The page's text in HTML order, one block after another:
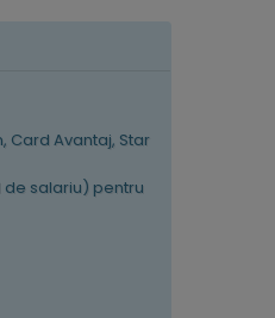
Card Avantaj, Star
de salariu) pentru